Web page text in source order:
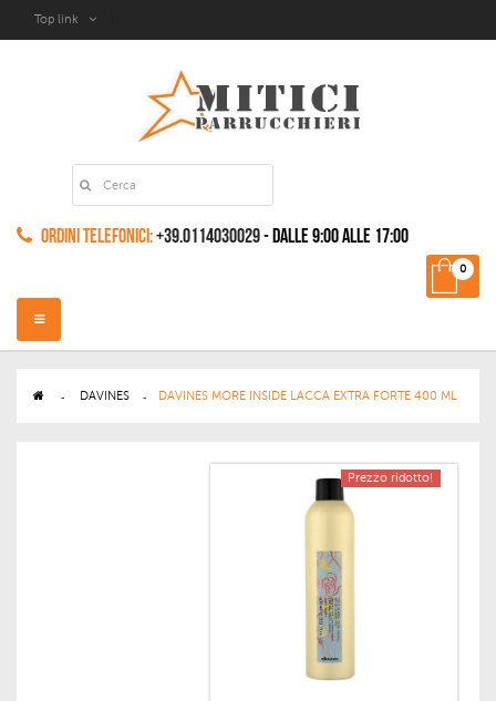
Top link
Ordini Telefonici:+39.0114030029- dalle 9:00 alle 17:00
0
Navigazione
Toggle
> DAVINES > DAVINES MORE INSIDE LACCA EXTRA FORTE 400 ML
Prezzo ridotto!